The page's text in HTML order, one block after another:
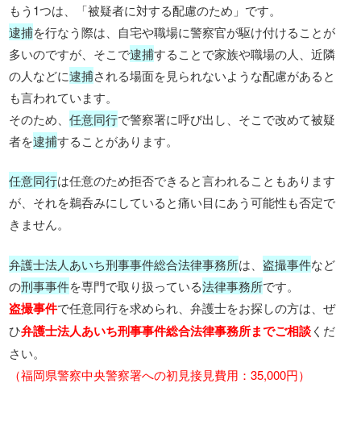
もう1つは、「被疑者に対する配慮のため」です。
逮捕を行なう際は、自宅や職場に警察官が駆け付けることが
多いのですが、そこで逮捕することで家族や職場の人、近隣
の人などに逮捕される場面を見られないような配慮があると
も言われています。
そのため、任意同行で警察署に呼び出し、そこで改めて被疑
者を逮捕することがあります。
任意同行は任意のため拒否できると言われることもあります
が、それを鵜呑みにしていると痛い目にあう可能性も否定で
きません。
弁護士法人あいち刑事事件総合法律事務所は、 盗撮事件など
の刑事事件を専門で取り扱っている法律事務所です。
盗撮事件で任意同行を求められ、弁護士をお探しの方は、ぜ
ひ弁護士法人あいち刑事事件総合法律事務所までご相談くだ
さい。
（福岡県警察中央警察署への初見接見費用：35,000円）